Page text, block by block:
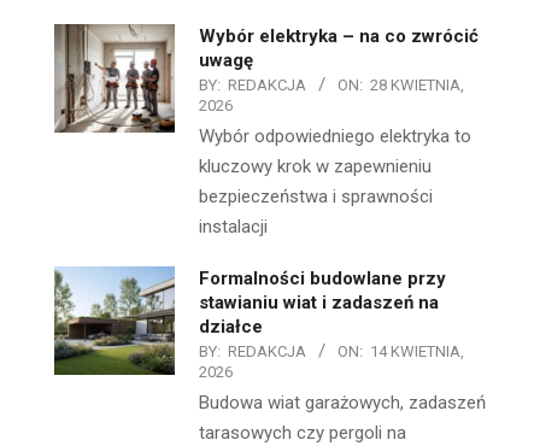
Wybór elektryka – na co zwrócić
uwagę
BY: REDAKCJA ON: 28 KWIETNIA,
2026
Wybór odpowiedniego elektryka to
kluczowy krok w zapewnieniu
bezpieczeństwa i sprawności
instalacji
Formalności budowlane przy
stawianiu wiat i zadaszeń na
działce
BY: REDAKCJA ON: 14 KWIETNIA,
2026
Budowa wiat garażowych, zadaszeń
tarasowych czy pergoli na